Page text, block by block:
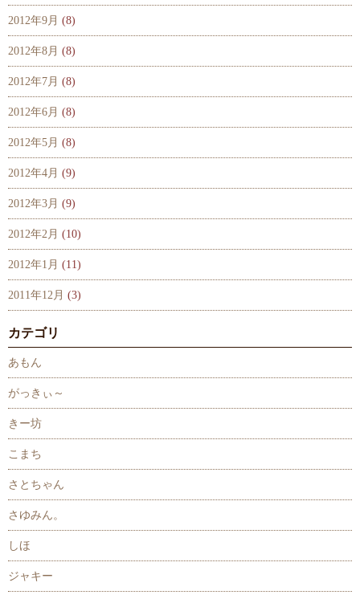
2012年9月 (8)
2012年8月 (8)
2012年7月 (8)
2012年6月 (8)
2012年5月 (8)
2012年4月 (9)
2012年3月 (9)
2012年2月 (10)
2012年1月 (11)
2011年12月 (3)
カテゴリ
あもん
がっきぃ～
きー坊
こまち
さとちゃん
さゆみん。
しほ
ジャキー